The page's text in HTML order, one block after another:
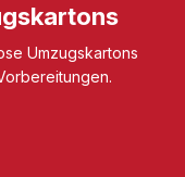
Umzugskartons